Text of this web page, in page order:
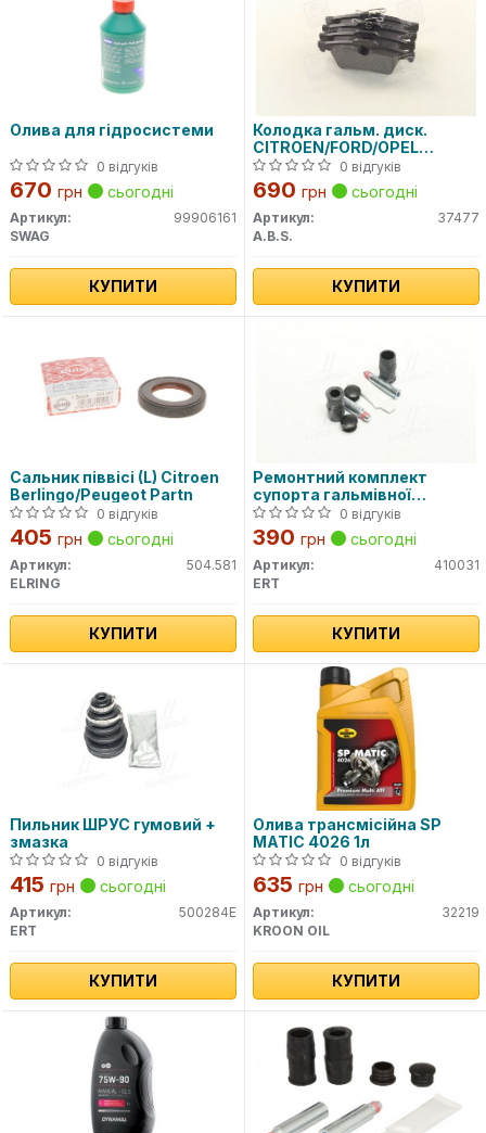
Олива для гідросистеми
0 відгуків
670 грн сьогодні
Артикул:
99906161
SWAG
КУПИТИ
Колодка гальм. диск.
CITROEN/FORD/OPEL
C5/FOCUS/CMAX/VECTRA
задн. (вир-во ABS)
0 відгуків
690 грн сьогодні
Артикул:
37477
A.B.S.
КУПИТИ
Сальник піввісі (L) Citroen
Berlingo/Peugeot Partn
0 відгуків
405 грн сьогодні
Артикул:
504.581
ELRING
КУПИТИ
Ремонтний комплект
супорта гальмівної
системи
0 відгуків
390 грн сьогодні
Артикул:
410031
ERT
КУПИТИ
Пильник ШРУС гумовий +
змазка
0 відгуків
415 грн сьогодні
Артикул:
500284E
ERT
КУПИТИ
Олива трансмісійна SP
MATIC 4026 1л
0 відгуків
635 грн сьогодні
Артикул:
32219
KROON OIL
КУПИТИ